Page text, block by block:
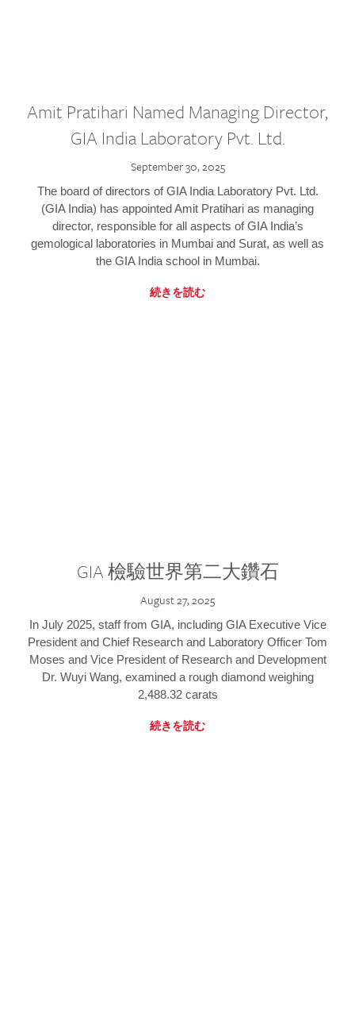
Amit Pratihari Named Managing Director,
GIA India Laboratory Pvt. Ltd.
September 30, 2025
The board of directors of GIA India Laboratory Pvt. Ltd.
(GIA India) has appointed Amit Pratihari as managing
director, responsible for all aspects of GIA India’s
gemological laboratories in Mumbai and Surat, as well as
the GIA India school in Mumbai.
続きを読む
GIA 檢驗世界第二大鑽石
August 27, 2025
In July 2025, staff from GIA, including GIA Executive Vice
President and Chief Research and Laboratory Officer Tom
Moses and Vice President of Research and Development
Dr. Wuyi Wang, examined a rough diamond weighing
2,488.32 carats
続きを読む